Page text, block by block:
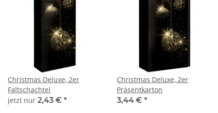
Christmas Deluxe, 2er
Faltschachtel
jetzt nur 2,43 € *
Christmas Deluxe, 2er
Präsentkarton
3,44 € *